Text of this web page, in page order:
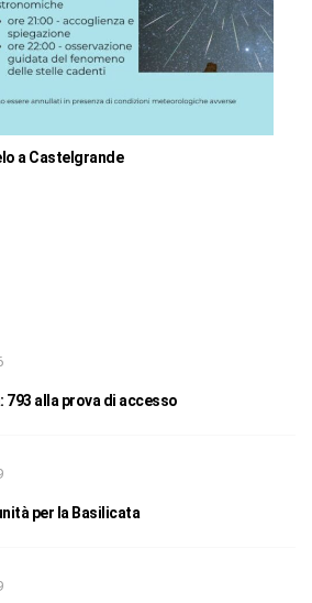
a Castelgrande
793 alla prova di accesso
per la Basilicata